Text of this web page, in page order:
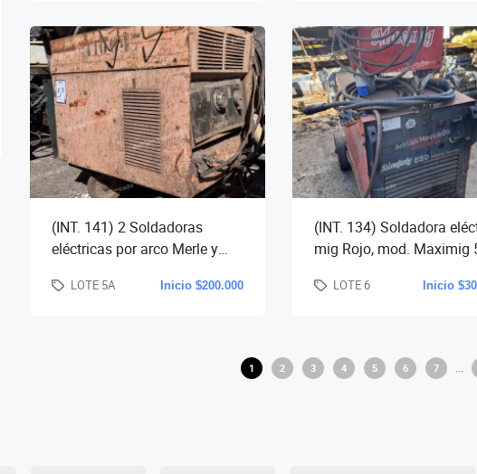
(INT. 141) 2 Soldadoras
eléctricas por arco Merle y
LOTE 5A Inicio $200.000
(INT. 134) Soldadora
mig Rojo, mod. Maximig
devanador, tor
LOTE 6 Inicio
1 2 3 4 5 6 7 ...